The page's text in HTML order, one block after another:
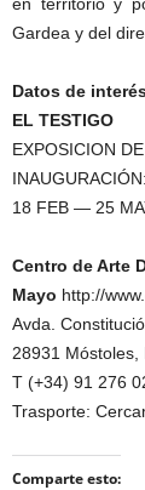
Gardea y del
Datos de
EL TESTIGO
EXPOSICION
18 FEB — 25
Centro de Arte
Mayo http://
Avda.
28931 Móstoles,
T (+34) 91 276
Trasporte:
Comparte esto: